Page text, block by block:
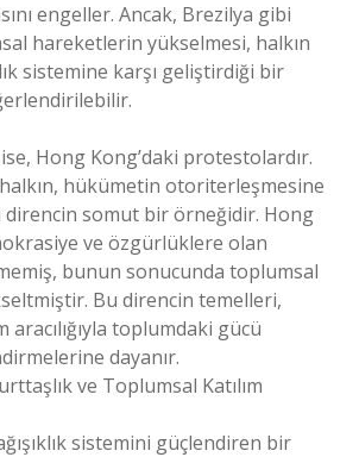
engeller. Ancak, Brezilya gibi
hareketlerin yükselmesi, halkın
sistemine karşı geliştirdiği bir
Hong Kong’daki protestolardır.
hükümetin otoriterleşmesine
direncin somut bir örneğidir. Hong
ve özgürlüklere olan
bunun sonucunda toplumsal
Bu direncin temelleri,
aracılığıyla toplumdaki gücü
dayanır.
ve Toplumsal Katılım
sistemini güçlendiren bir